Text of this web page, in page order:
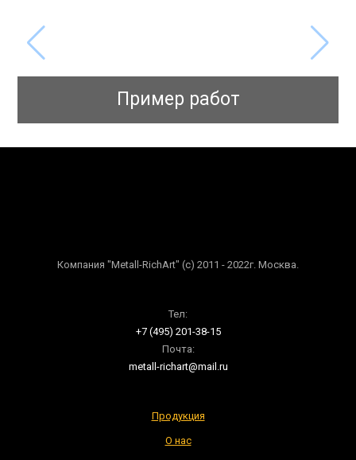
Пример работ
Компания "Metall-RichArt" (c) 2011 - 2022г. Москва.
Тел:
+7 (495) 201-38-15
Почта:
metall-richart@mail.ru
Продукция
О нас